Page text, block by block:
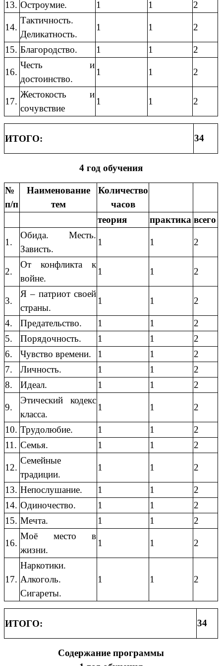
13. Остроумие. 1 1 2
14.
Тактичность.
Деликатность.
1 1 2
15. Благородство. 1 1 2
16.
Честь и
достоинство.
1 1 2
17.
Жестокость и
сочувствие
1 1 2
ИТОГО: 34
4 год обучения
№
п/п
Наименование
тем
Количество
часов
теория
практика всего
1.
Обида. Месть.
Зависть.
1 1 2
2.
От конфликта к
войне.
1 1 2
3.
Я – патриот своей
страны.
1 1 2
4. Предательство. 1 1
2
5.
Порядочность. 1 1
2
6.
Чувство времени. 1 1
2
7.
Личность. 1 1
2
8.
Идеал. 1 1 2
9.
Этический кодекс
класса.
1 1 2
10. Трудолюбие. 1 1
2
11. Семья. 1 1 2
12.
Семейные
традиции.
1 1 2
13. Непослушание. 1 1
2
14. Одиночество. 1 1
2
15. Мечта. 1 1 2
16.
Моё место в
жизни.
1 1 2
17.
Наркотики.
Алкоголь.
Сигареты.
1 1 2
ИТОГО: 34
Содержание программы